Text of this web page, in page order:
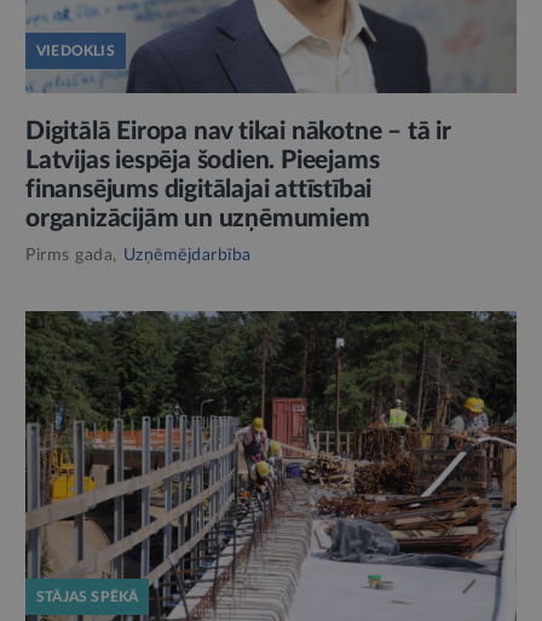
VIEDOKLIS
Digitālā Eiropa nav tikai nākotne – tā ir
Latvijas iespēja šodien. Pieejams
finansējums digitālajai attīstībai
organizācijām un uzņēmumiem
Pirms gada, Uzņēmējdarbība
STĀJAS SPĒKĀ